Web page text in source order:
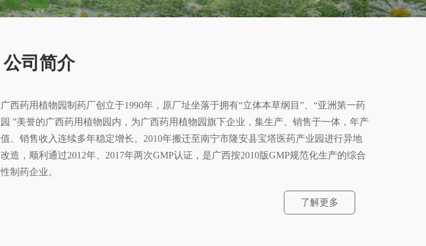
公司简介
广西药用植物园制药厂创立于1990年，原厂址坐落于拥有“立体本草纲目”、“亚洲第一药
园 ”美誉的广西药用植物园内，为广西药用植物园旗下企业，集生产、销售于一体，年产
值、销售收入连续多年稳定增长。2010年搬迁至南宁市隆安县宝塔医药产业园进行异地
改造，顺利通过2012年、2017年两次GMP认证，是广西按2010版GMP规范化生产的综合
性制药企业。
了解更多